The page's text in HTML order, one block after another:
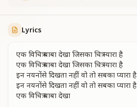
Lyrics
एक विचित्र बाबा देखा जिसका चित्र न्यारा है
एक विचित्र बाबा देखा जिसका चित्र न्यारा है
इन नयनोंसे दिखता नहीं वो तो सबका प्यारा है
इन नयनोंसे दिखता नहीं वो तो सबका प्यारा है
एक विचित्र बाबा देखा